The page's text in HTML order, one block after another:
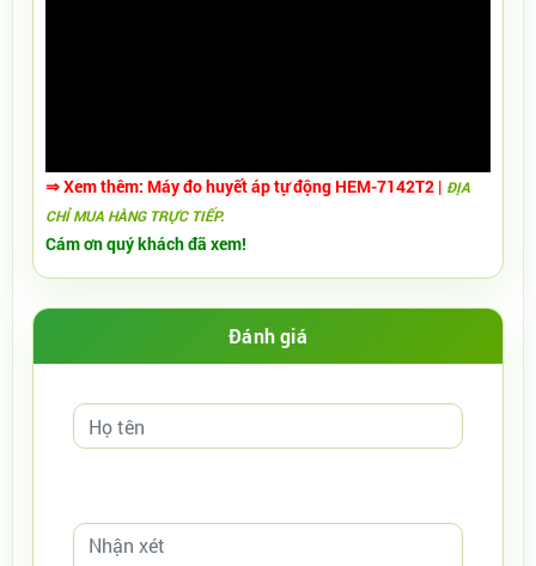
⇒ Xem thêm: Máy đo huyết áp tự động HEM-7142T2 | ĐỊA
CHỈ MUA HÀNG TRỰC TIẾP.
Cám ơn quý khách đã xem!
Đánh giá